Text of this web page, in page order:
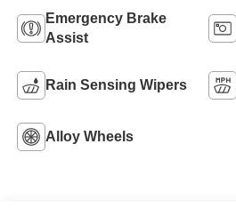
Emergency Brake
Assist
Rain Sensing Wipers
Alloy Wheels